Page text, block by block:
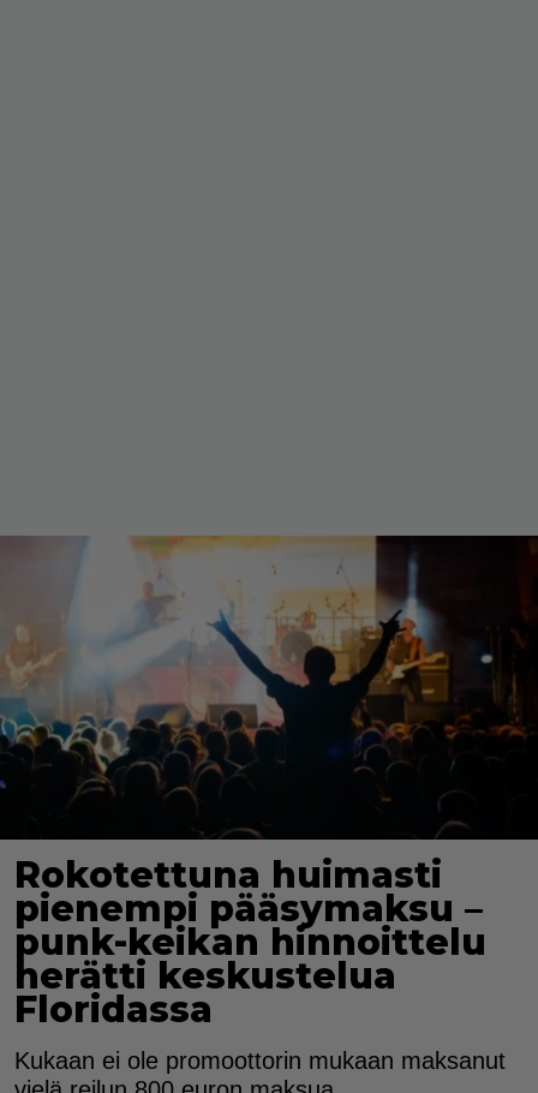
Rokotettuna huimasti
pienempi pääsymaksu –
punk-keikan hinnoittelu
herätti keskustelua
Floridassa
Kukaan ei ole promoottorin mukaan maksanut